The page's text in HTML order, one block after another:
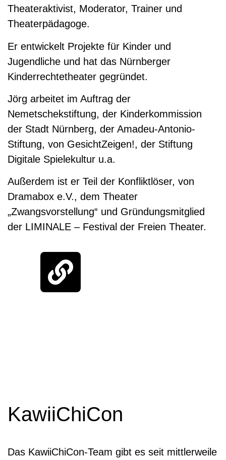
Theateraktivist, Moderator, Trainer und
Theaterpädagoge.
Er entwickelt Projekte für Kinder und
Jugendliche und hat das Nürnberger
Kinderrechtetheater gegründet.
Jörg arbeitet im Auftrag der
Nemetschekstiftung, der Kinderkommission
der Stadt Nürnberg, der Amadeu-Antonio-
Stiftung, von GesichtZeigen!, der Stiftung
Digitale Spielekultur u.a.
Außerdem ist er Teil der Konfliktlöser, von
Dramabox e.V., dem Theater
„Zwangsvorstellung“ und Gründungsmitglied
der LIMINALE – Festival der Freien Theater.
KawiiChiCon
Das KawiiChiCon-Team gibt es seit mittlerweile